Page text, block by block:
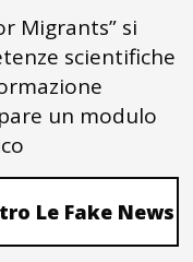
Migrants” si
scientifiche
un modulo
Le Fake News